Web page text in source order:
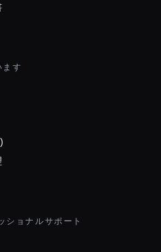
す
ョナルサポート